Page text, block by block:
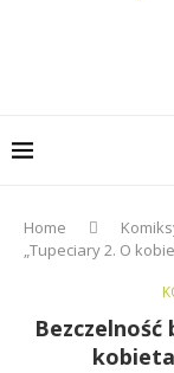
Home
„Tupeciary 2. O
Bezczelność